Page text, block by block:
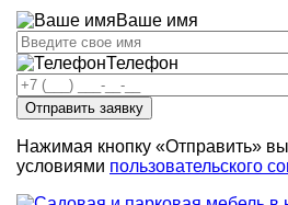
Ваше имя
Телефон
Нажимая кнопку «Отправить»
условиями пользовательского